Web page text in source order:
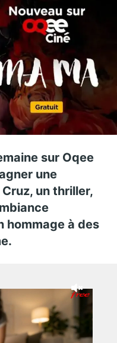
sur Oqee
une
un thriller,
hommage à des